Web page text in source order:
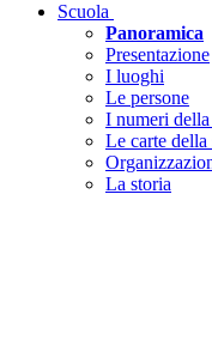
Scuola
Panoramica
Presentazione
I luoghi
Le persone
I numeri della
Le carte della
La storia